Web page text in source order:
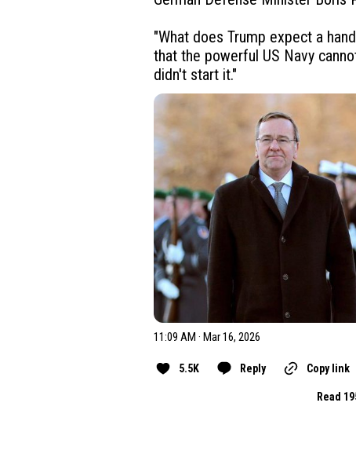
"What does Trump expect a
that the powerful US Navy
didn't start it."
11:09 AM · Mar 16, 2026
5.5K Reply Copy link
Read